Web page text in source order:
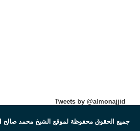
Tweets by @almonajjid
جميع الحقوق محفوظة لموقع الشيخ محمد صالح